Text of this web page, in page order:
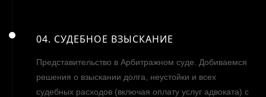
04. СУДЕБНОЕ ВЗЫСКАНИЕ
Представительство в Арбитражном суде. Добиваемся
решения о взыскании долга, неустойки и всех
судебных расходов (включая оплату услуг адвоката) с